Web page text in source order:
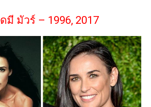
ดมี มัวร์ – 1996, 2017